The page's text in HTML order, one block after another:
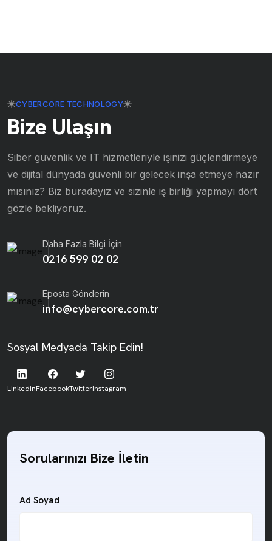
CYBERCORE TECHNOLOGY
Bize Ulaşın
Siber güvenlik ve IT hizmetleriyle işinizi güçlendirmeye
ve dijital dünyada güvenli bir gelecek inşa etmeye hazır
mısınız? Biz buradayız ve sizinle iş birliği yapmayı dört
gözle bekliyoruz.
Daha Fazla Bilgi İçin
0216 599 02 02
Eposta Gönderin
info@cybercore.com.tr
Sosyal Medyada Takip Edin!
LinkedinFacebookTwitterInstagram
Sorularınızı Bize İletin
Ad Soyad